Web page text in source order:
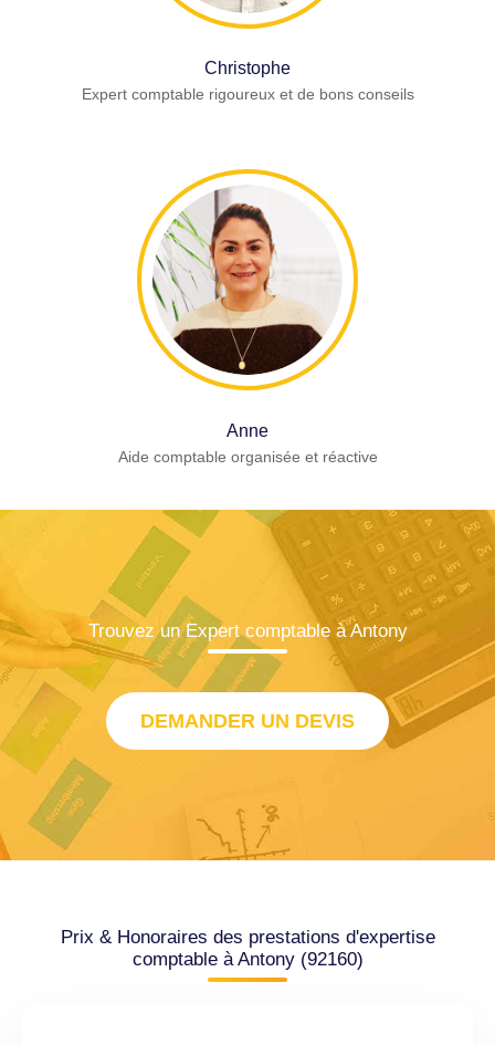
Christophe
Expert comptable rigoureux et de bons conseils
Anne
Aide comptable organisée et réactive
Trouvez un Expert comptable à Antony
DEMANDER UN DEVIS
Prix & Honoraires des prestations d'expertise
comptable à Antony (92160)